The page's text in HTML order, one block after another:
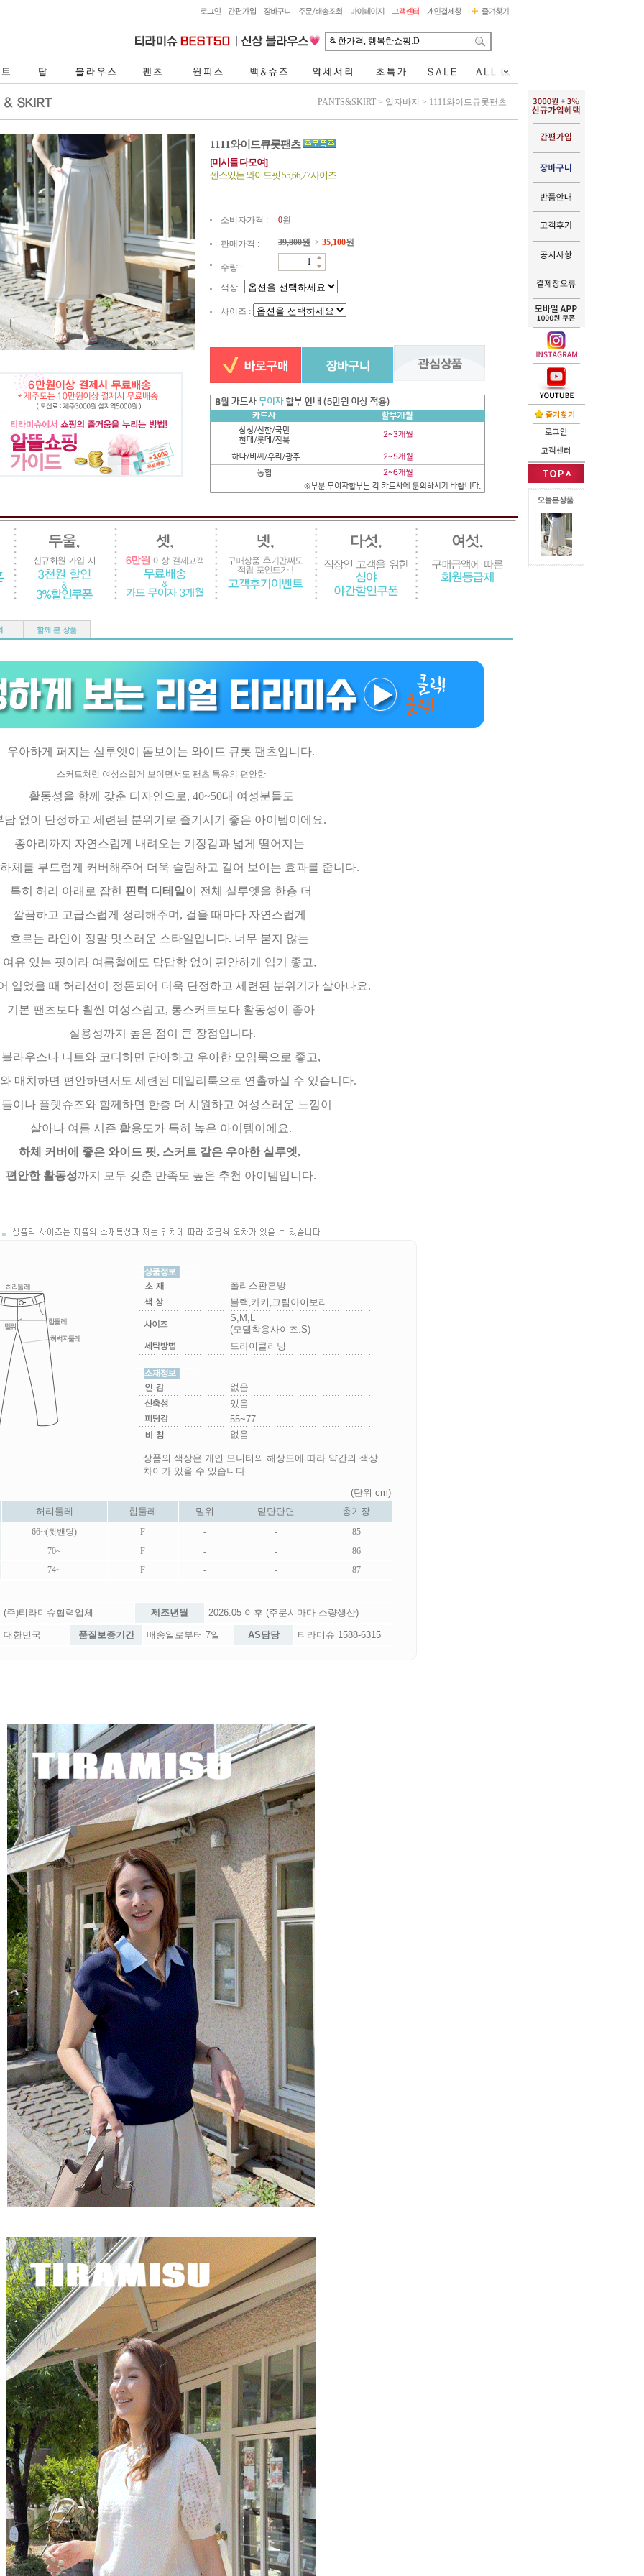
PANTS&SKIRT > 일자바지 > 1111와이드큐롯팬츠
1111와이드큐롯팬츠
[미시들 다모여]
센스있는 와이드핏 55,66,77사이즈
소비자가격 : 0원
판매가격 : 39,800원 > 35,100원
수량 :
색상 :
사이즈 :
우아하게 퍼지는 실루엣이 돋보이는 와이드 큐롯 팬츠입니다.
스커트처럼 여성스럽게 보이면서도 팬츠 특유의 편안한
활동성을 함께 갖춘 디자인으로, 40~50대 여성분들도
담 없이 단정하고 세련된 분위기로 즐기시기 좋은 아이템이에요.
종아리까지 자연스럽게 내려오는 기장감과 넓게 떨어지는
체를 부드럽게 커버해주어 더욱 슬림하고 길어 보이는 효과를 줍니다.
특히 허리 아래로 잡힌 핀턱 디테일 이 전체 실루엣을 한층 더
깔끔하고 고급스럽게 정리해주며, 걸을 때마다 자연스럽게
흐르는 라인이 정말 멋스러운 스타일입니다. 너무 붙지 않는
여유 있는 핏이라 여름철에도 답답함 없이 편안하게 입기 좋고,
입었을 때 허리선이 정돈되어 더욱 단정하고 세련된 분위기가 살아나요.
기본 팬츠보다 훨씬 여성스럽고, 롱스커트보다 활동성이 좋아
실용성까지 높은 점이 큰 장점입니다.
블라우스나 니트와 코디하면 단아하고 우아한 모임룩으로 좋고,
매치하면 편안하면서도 세련된 데일리룩으로 연출하실 수 있습니다.
이나 플랫슈즈와 함께하면 한층 더 시원하고 여성스러운 느낌이
살아나 여름 시즌 활용도가 특히 높은 아이템이에요.
하체 커버에 좋은 와이드 핏, 스커트 같은 우아한 실루엣,
편안한 활동성까지 모두 갖춘 만족도 높은 추천 아이템입니다.
폴리스판혼방
블랙,카키,크림아이보리
S,M,L
(모델착용사이즈:S)
드라이클리닝
없음
있음
55~77
없음
상품의 색상은 개인 모니터의 해상도에 따라 약간의 색상
차이가 있을 수 있습니다
(단위 cm)
허리둘레
힙둘레 밑위 밑단단면 총기장
66~(뒷밴딩) F - -
85
70~
F - -
86
74~
F - - 87
(주)티라미슈협력업체 제조년월 2026.05 이후 (주문시마다 소량생산)
대한민국 품질보증기간 배송일로부터 7일 AS담당 티라미슈 1588-6315